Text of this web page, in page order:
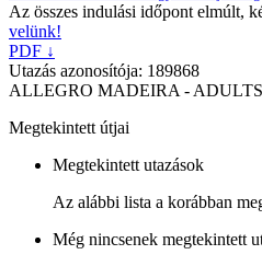
Az összes indulási időpont elmúlt,
velünk!
PDF ↓
Utazás azonosítója: 189868
ALLEGRO MADEIRA -
Megtekintett útjai
Megtekintett utazások
Az alábbi lista a korábban
Még nincsenek megtekintett